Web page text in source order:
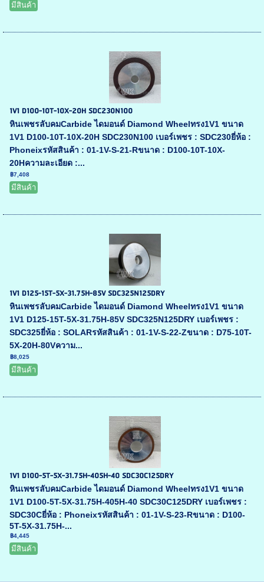
มีสินค้า
1V1 D100-10T-10X-20H SDC230N100
หินเพชรลับคมCarbide ไดมอนด์ Diamond Wheelทรง1V1 ขนาด
1V1 D100-10T-10X-20H SDC230N100 เบอร์เพชร : SDC230ยี่ห้อ :
Phoneixรหัสสินค้า : 01-1V-S-21-Rขนาด : D100-10T-10X-
20Hความละเอียด :...
฿7,408
มีสินค้า
1V1 D125-15T-5X-31.75H-85V SDC325N125DRY
หินเพชรลับคมCarbide ไดมอนด์ Diamond Wheelทรง1V1 ขนาด
1V1 D125-15T-5X-31.75H-85V SDC325N125DRY เบอร์เพชร :
SDC325ยี่ห้อ : SOLARรหัสสินค้า : 01-1V-S-22-Zขนาด : D75-10T-
5X-20H-80Vความ...
฿8,025
มีสินค้า
1V1 D100-5T-5X-31.75H-405H-40 SDC30C125DRY
หินเพชรลับคมCarbide ไดมอนด์ Diamond Wheelทรง1V1 ขนาด
1V1 D100-5T-5X-31.75H-405H-40 SDC30C125DRY เบอร์เพชร :
SDC30Cยี่ห้อ : Phoneixรหัสสินค้า : 01-1V-S-23-Rขนาด : D100-
5T-5X-31.75H-...
฿4,445
มีสินค้า